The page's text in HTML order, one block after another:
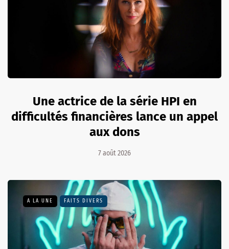
Une actrice de la série HPI en
difficultés financières lance un appel
aux dons
7 août 2026
A LA UNE FAITS DIVERS